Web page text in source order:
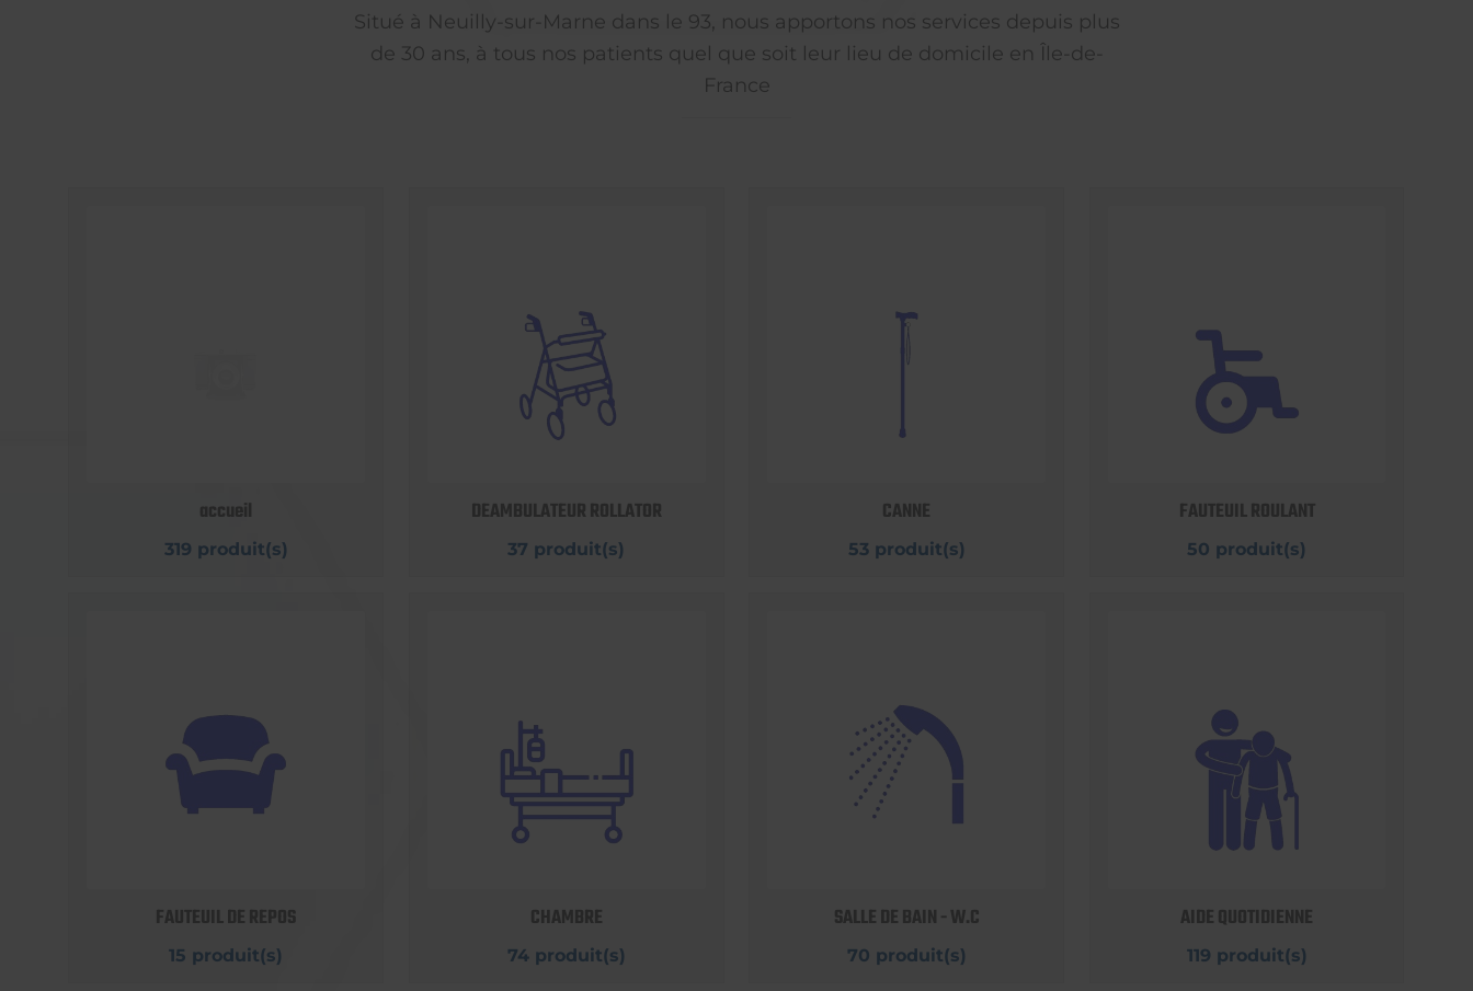
Situé à Neuilly-sur-Marne dans le 93, nous apportons nos services depuis plus
de 30 ans, à tous nos patients quel que soit leur lieu de domicile en Île-de-
France
accueil
319 produit(s)
DEAMBULATEUR ROLLATOR
37 produit(s)
CANNE
53 produit(s)
FAUTEUIL ROULANT
50 produit(s)
FAUTEUIL DE REPOS
15 produit(s)
CHAMBRE
74 produit(s)
SALLE DE BAIN - W.C
70 produit(s)
AIDE QUOTIDIENNE
119 produit(s)